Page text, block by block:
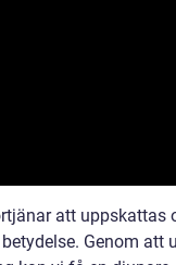
att uppskattas
Genom att